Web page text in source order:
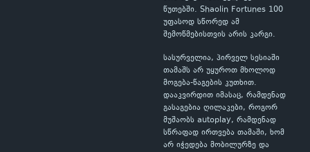
წუთებში. Shaolin Fortunes 100
უფასოდ სწორედ ამ
შემოწმებისთვის არის კარგი.
სასურველია, პირველ სესიაში
თამაშს არ უყუროთ მხოლოდ
მოგება-წაგების კუთხით.
დააკვირდით იმასაც, რამდენად
გასაგებია ღილაკები, როგორ
მუშაობს autoplay, რამდენად
სწრაფად ირთვება თამაში, ხომ
არ იჭედება მობილურზე და